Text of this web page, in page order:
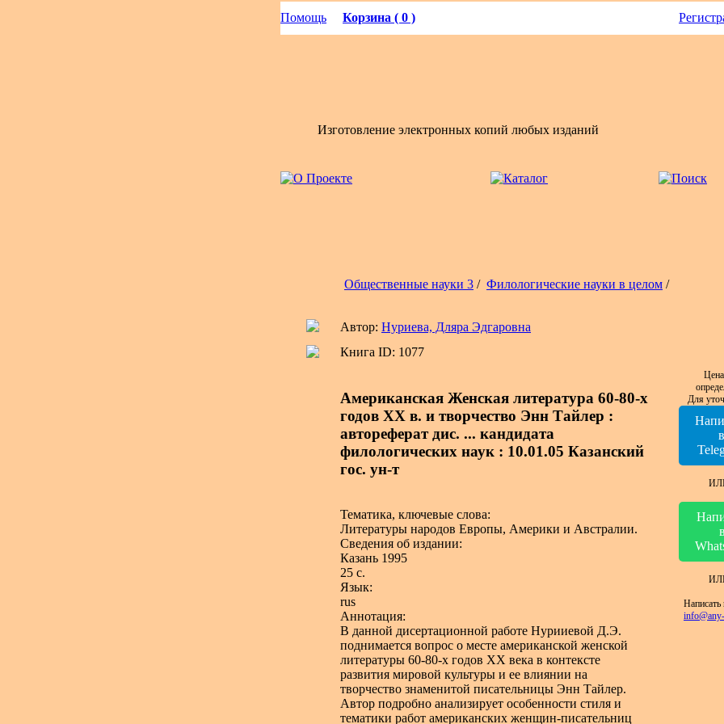
Помощь Корзина ( 0 )
Изготовление электронных копий любых изданий
Общественные науки 3 / Филологические науки в целом /
Автор: Нуриева, Дляра Эдгаровна
Книга ID: 1077
Американская Женская литература 60-80-х
годов XX в. и творчество Энн Тайлер :
автореферат дис. ... кандидата
филологических наук : 10.01.05 Казанский
гос. ун-т
Тематика, ключевые слова:
Литературы народов Европы, Америки и Австралии.
Сведения об издании:
Казань 1995
25 с.
Язык:
rus
Аннотация:
В данной дисертационной работе Нурииевой Д.Э.
поднимается вопрос о месте американской женской
литературы 60-80-х годов XX века в контексте
развития мировой культуры и ее влиянии на
творчество знаменитой писательницы Энн Тайлер.
Автор подробно анализирует особенности стиля и
тематики работ американских женщин-писательниц
Для
в
в
Написать